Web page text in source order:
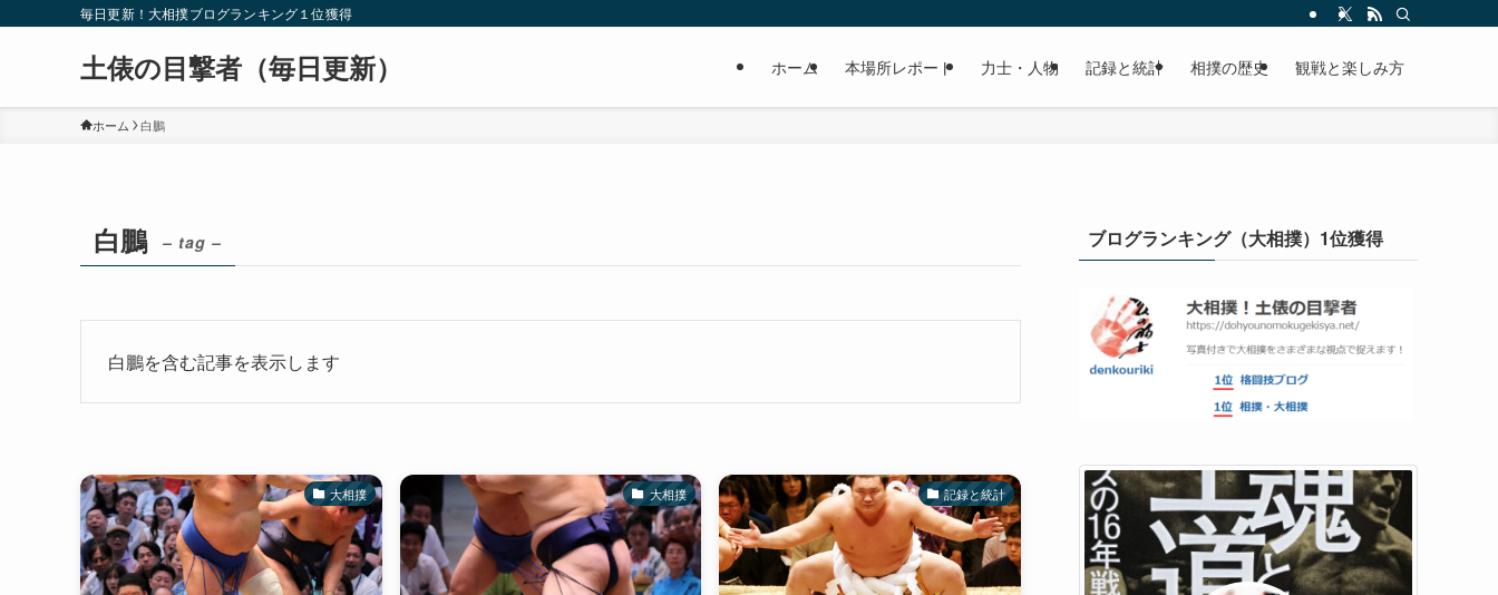
毎日更新！大相撲ブログランキング１位獲得
土俵の目撃者（毎日更新） ホーム 本場所レポート 力士・人物 記録と統計 相撲の歴史 観戦と楽しみ方
ホーム 白鵬
白鵬 – tag –
白鵬を含む記事を表示します
大相撲 大相撲 記録と統計
ブログランキング（大相撲）1位獲得